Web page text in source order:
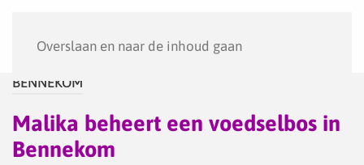
Overslaan en naar de inhoud gaan
BENNEKOM
Malika beheert een voedselbos in
Bennekom